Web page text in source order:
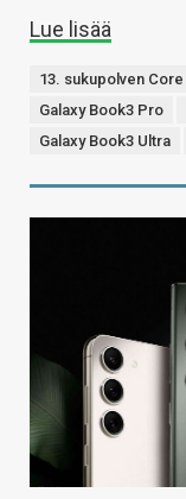
Lue lisää
13. sukupolven Core
Galaxy Book3 Pro
Galaxy Book3 Ultra